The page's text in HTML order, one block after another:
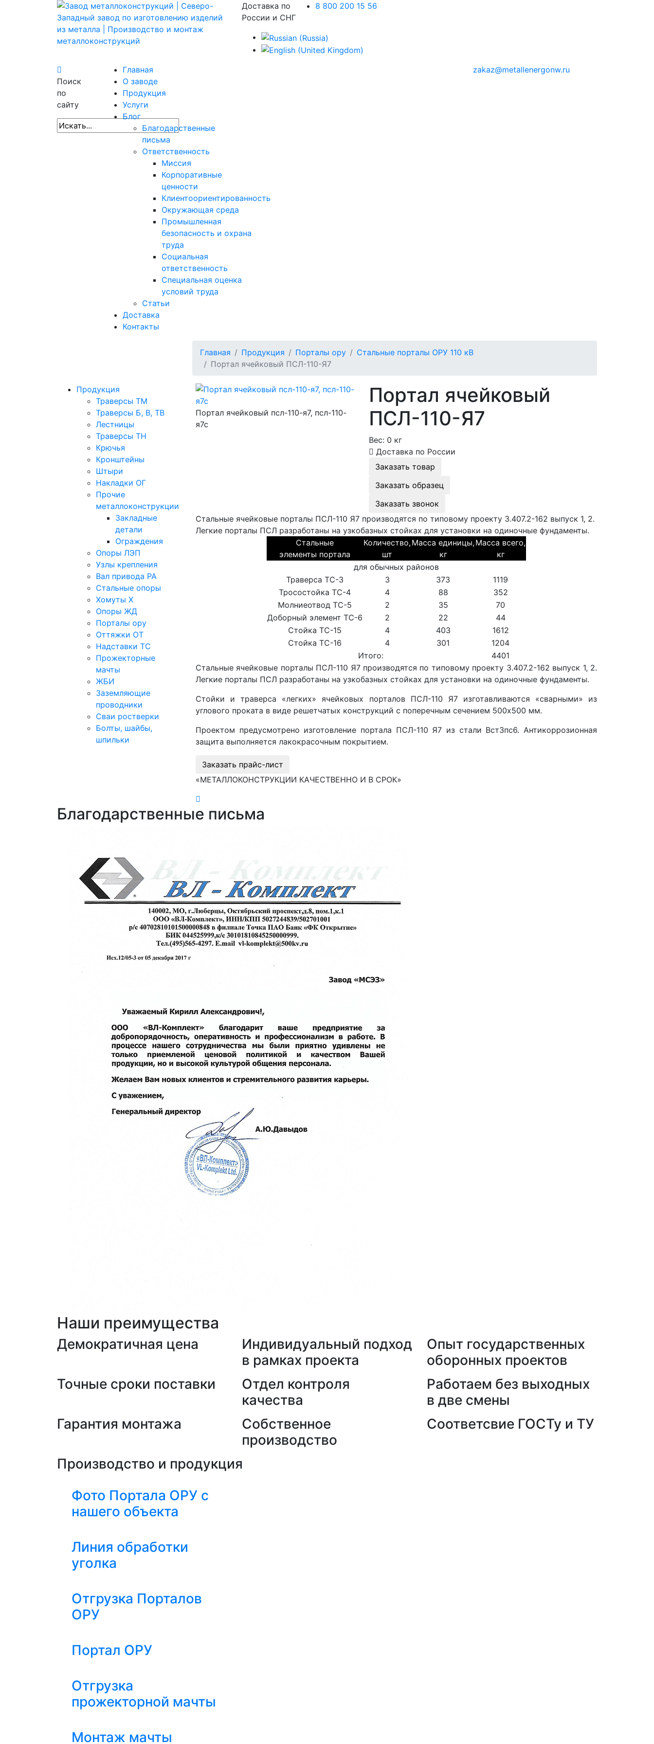
Доставка по
России и СНГ
8 800 200 15 56
Поиск
по
сайту
Главная
О заводе
Продукция
Услуги
Блог
Благодарственные
письма
Ответственность
Миссия
Корпоративные
ценности
Клиентоориентированность
Окружающая среда
Промышленная
безопасность и охрана
труда
Социальная
ответственность
Специальная оценка
условий труда
Статьи
Доставка
Контакты
zakaz@metallenergonw.ru
Главная Продукция Порталы ору
Стальные порталы ОРУ 110 кВ
Портал ячейковый ПСЛ-110-Я7
Продукция
Траверсы ТМ
Траверсы Б, В, ТВ
Лестницы
Траверсы ТН
Крючья
Кронштейны
Штыри
Накладки ОГ
Прочие
металлоконструкции
Закладные
детали
Ограждения
Опоры ЛЭП
Узлы крепления
Вал привода РА
Стальные опоры
Хомуты Х
Опоры ЖД
Порталы ору
Оттяжки ОТ
Надставки ТС
Прожекторные
мачты
ЖБИ
Заземляющие
проводники
Сваи ростверки
Болты, шайбы,
шпильки
Портал ячейковый псл-110-я7, псл-110-
я7с
Портал ячейковый
ПСЛ-110-Я7
Вес: 0 кг
Доставка по России
Заказать товар
Заказать образец
Заказать звонок
Стальные ячейковые порталы ПСЛ-110 Я7 производятся по типовому проекту 3.407.2-162 выпуск 1, 2.
Легкие порталы ПСЛ разработаны на узкобазных стойках для установки на одиночные фундаменты.
Стальные
элементы портала
Количество,
шт
Масса единицы,
кг
Масса всего,
кг
для обычных районов
Траверса ТС-3
3 373
1119
Тросостойка ТС-4
4 88
352
Молниеотвод ТС-5
2 35
70
Доборный элемент ТС-6
2 22
44
Стойка ТС-15
4 403
1612
Стойка ТС-16
4 301
1204
Итого:
4401
Стальные ячейковые порталы ПСЛ-110 Я7 производятся по типовому проекту 3.407.2-162 выпуск 1, 2.
Легкие порталы ПСЛ разработаны на узкобазных стойках для установки на одиночные фундаменты.
Стойки и траверса «легких» ячейковых порталов ПСЛ-110 Я7 изготавливаются «сварными» из
углового проката в виде решетчатых конструкций с поперечным сечением 500х500 мм.
Проектом предусмотрено изготовление портала ПСЛ-110 Я7 из стали Вст3пс6. Антикоррозионная
защита выполняется лакокрасочным покрытием.
Заказать прайс-лист
«МЕТАЛЛОКОНСТРУКЦИИ КАЧЕСТВЕННО И В СРОК»
Благодарственные письма
Наши преимущества
Демократичная цена
Индивидуальный подход
в рамках проекта
Опыт государственных
оборонных проектов
Точные сроки поставки
Отдел контроля
качества
Работаем без выходных
в две смены
Гарантия монтажа
Собственное
производство
Соответсвие ГОСТу и ТУ
Производство и продукция
Фото Портала ОРУ с
нашего объекта
Линия обработки
уголка
Отгрузка Порталов
ОРУ
Портал ОРУ
Отгрузка
прожекторной мачты
Монтаж мачты